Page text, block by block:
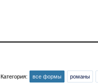
Категория: все формы романы